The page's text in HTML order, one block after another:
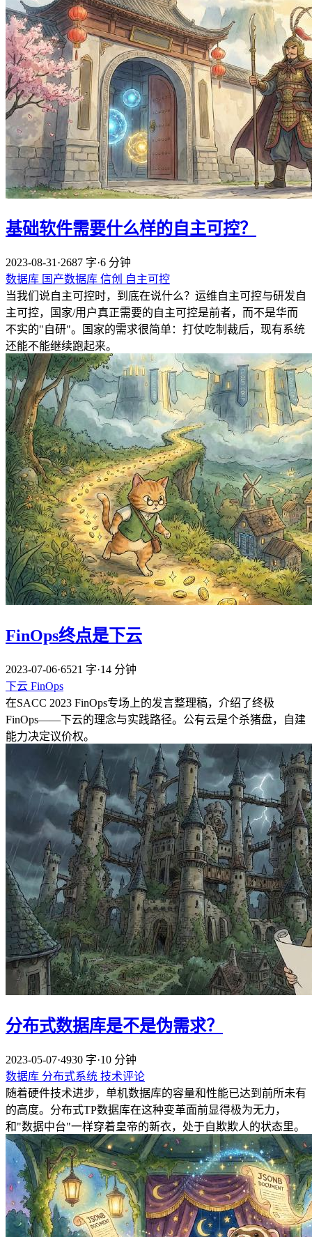
基础软件需要什么样的自主可控？
2023-08-31 ·2687 字·6 分钟
数据库 国产数据库 信创 自主可控
当我们说自主可控时，到底在说什么？运维自主可控与研发自
主可控，国家/用户真正需要的自主可控是前者，而不是华而
不实的"自研"。国家的需求很简单：打仗吃制裁后，现有系统
还能不能继续跑起来。
FinOps终点是下云
2023-07-06·6521 字·14 分钟
下云 FinOps
在SACC 2023 FinOps专场上的发言整理稿，介绍了终极
FinOps——下云的理念与实践路径。公有云是个杀猪盘，自建
能力决定议价权。
分布式数据库是不是伪需求？
2023-05-07·4930 字·10 分钟
数据库 分布式系统 技术评论
随着硬件技术进步，单机数据库的容量和性能已达到前所未有
的高度。分布式TP数据库在这种变革面前显得极为无力，
和"数据中台"一样穿着皇帝的新衣，处于自欺欺人的状态里。